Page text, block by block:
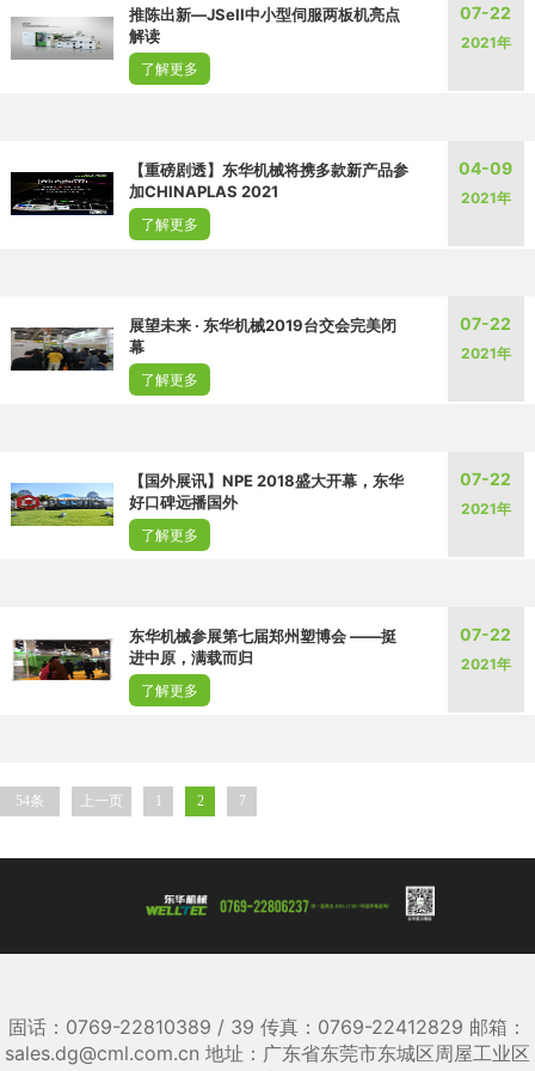
推陈出新—JSeII中小型伺服两板机亮点
解读
了解更多
07-22
2021年
【重磅剧透】东华机械将携多款新产品参
加CHINAPLAS 2021
了解更多
04-09
2021年
展望未来 · 东华机械2019台交会完美闭
幕
了解更多
07-22
2021年
【国外展讯】NPE 2018盛大开幕，东华
好口碑远播国外
了解更多
07-22
2021年
东华机械参展第七届郑州塑博会 ——挺
进中原，满载而归
了解更多
07-22
2021年
54条 上一页 1 2 7
固话：0769-22810389 / 39 传真：0769-22412829 邮箱：
sales.dg@cml.com.cn 地址：广东省东莞市东城区周屋工业区